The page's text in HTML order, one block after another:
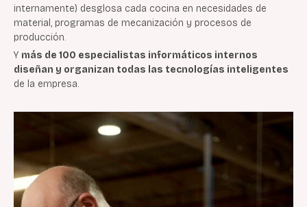
internamente) desglosa cada cocina en necesidades de
material, programas de mecanización y procesos de
producción.
Y más de 100 especialistas informáticos internos
diseñan y organizan todas las tecnologías inteligentes
de la empresa.